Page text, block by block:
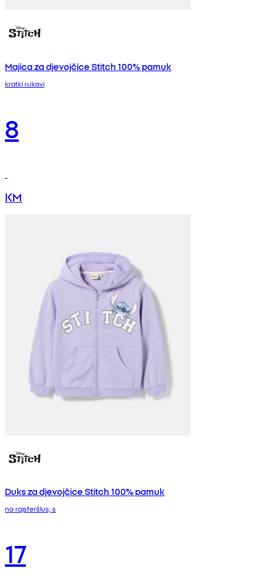
Majica za djevojčice Stitch 100% pamuk
kratki rukavi
8
KM
Duks za djevojčice Stitch 100% pamuk
na rajsferšlus, s
17